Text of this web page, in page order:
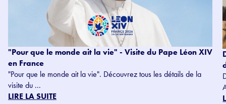
"Pour que le monde ait la vie" - Visite du Pape Léon XIV
en France
"Pour que le monde ait la vie". Découvrez tous les détails de la
visite du ...
LIRE LA SUITE